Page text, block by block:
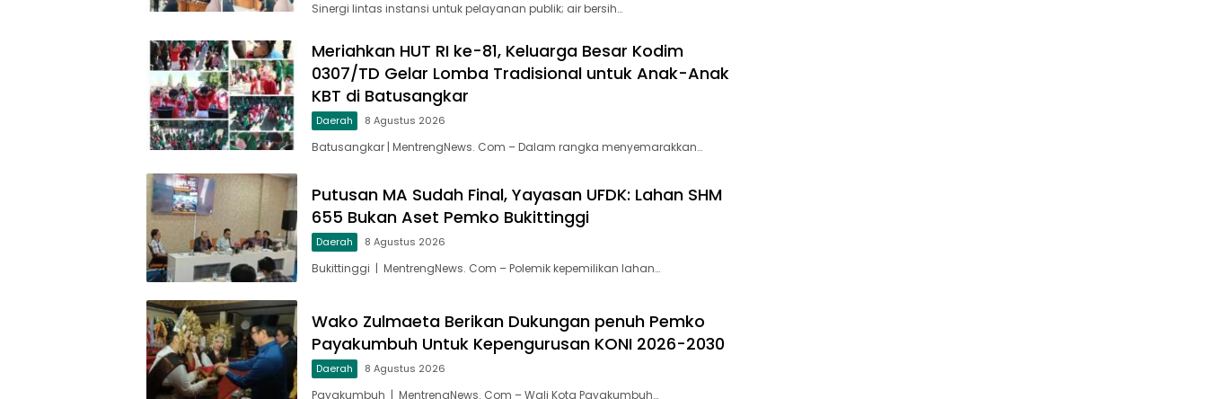
Sinergi lintas instansi untuk pelayanan publik; air bersih…
Meriahkan HUT RI ke-81, Keluarga Besar Kodim
0307/TD Gelar Lomba Tradisional untuk Anak-Anak
KBT di Batusangkar
Daerah 8 Agustus 2026
Batusangkar | MentrengNews. Com – Dalam rangka menyemarakkan…
Putusan MA Sudah Final, Yayasan UFDK: Lahan SHM
655 Bukan Aset Pemko Bukittinggi
Daerah 8 Agustus 2026
Bukittinggi | MentrengNews. Com – Polemik kepemilikan lahan…
Wako Zulmaeta Berikan Dukungan penuh Pemko
Payakumbuh Untuk Kepengurusan KONI 2026-2030
Daerah 8 Agustus 2026
Payakumbuh | MentrengNews. Com – Wali Kota Payakumbuh…